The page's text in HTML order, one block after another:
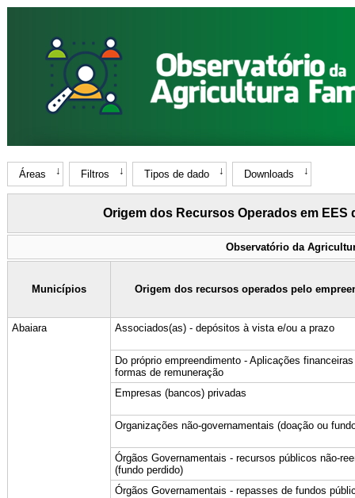
Áreas Filtros Tipos de dado Downloads
Origem dos Recursos Operados em
Observatório da
Municípios Origem dos recursos operados pelo
Abaiara Associados(as) - depósitos à vista e/ou a prazo
Do próprio empreendimento - Aplicações
formas de remuneração
Empresas (bancos) privadas
Organizações não-governamentais (doação ou
Órgãos Governamentais - recursos públicos não-
(fundo perdido)
Órgãos Governamentais - repasses de fundos